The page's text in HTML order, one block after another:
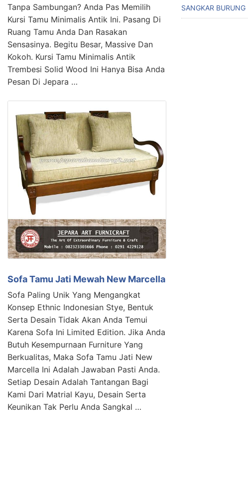
Tanpa Sambungan? Anda Pas Memilih
Kursi Tamu Minimalis Antik Ini. Pasang Di
Ruang Tamu Anda Dan Rasakan
Sensasinya. Begitu Besar, Massive Dan
Kokoh. Kursi Tamu Minimalis Antik
Trembesi Solid Wood Ini Hanya Bisa Anda
Pesan Di Jepara …
Sofa Tamu Jati Mewah New Marcella
Sofa Paling Unik Yang Mengangkat
Konsep Ethnic Indonesian Stye, Bentuk
Serta Desain Tidak Akan Anda Temui
Karena Sofa Ini Limited Edition. Jika Anda
Butuh Kesempurnaan Furniture Yang
Berkualitas, Maka Sofa Tamu Jati New
Marcella Ini Adalah Jawaban Pasti Anda.
Setiap Desain Adalah Tantangan Bagi
Kami Dari Matrial Kayu, Desain Serta
Keunikan Tak Perlu Anda Sangkal …
SANGKAR BURUNG